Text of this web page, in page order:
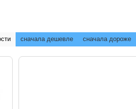
сначала дешевле сначала дороже